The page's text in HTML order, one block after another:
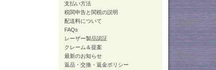
支払い方法
税関申告と関税の説明
配送料について
FAQs
レーザー製品認証
クレーム＆提案
最新のお知らせ
返品・交換・返金ポリシー